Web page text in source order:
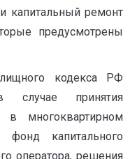
ремонт
предусмотрены
кодекса РФ
случае принятия
в многоквартирном
капитального
оператора, решения